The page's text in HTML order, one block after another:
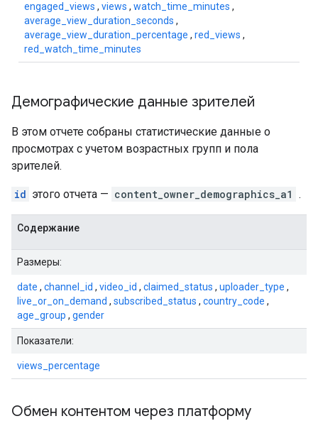
engaged_views , views , watch_time_minutes ,
average_view_duration_seconds ,
average_view_duration_percentage , red_views ,
red_watch_time_minutes
Демографические данные зрителей
В этом отчете собраны статистические данные о
просмотрах с учетом возрастных групп и пола
зрителей.
id этого отчета — content_owner_demographics_a1 .
Содержание
Размеры:
date , channel_id , video_id , claimed_status , uploader_type ,
live_or_on_demand , subscribed_status , country_code ,
age_group , gender
Показатели:
views_percentage
Обмен контентом через платформу